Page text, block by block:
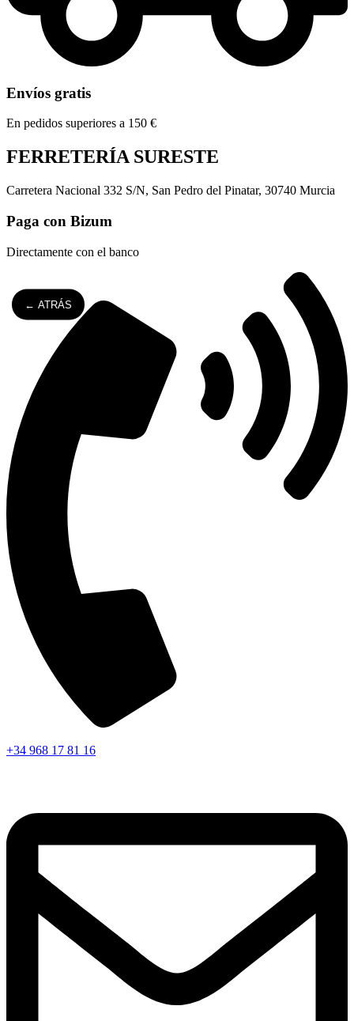
Envíos gratis
En pedidos superiores a 150 €
FERRETERÍA SURESTE
Carretera Nacional 332 S/N, San Pedro del Pinatar, 30740 Murcia
Paga con Bizum
Directamente con el banco
+34 968 17 81 16
← ATRÁS